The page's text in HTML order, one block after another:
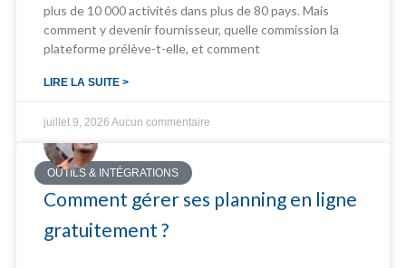
plus de 10 000 activités dans plus de 80 pays. Mais
comment y devenir fournisseur, quelle commission la
plateforme prélève-t-elle, et comment
LIRE LA SUITE >
juillet 9, 2026 Aucun commentaire
OUTILS & INTÉGRATIONS
Comment gérer ses planning en ligne
gratuitement ?